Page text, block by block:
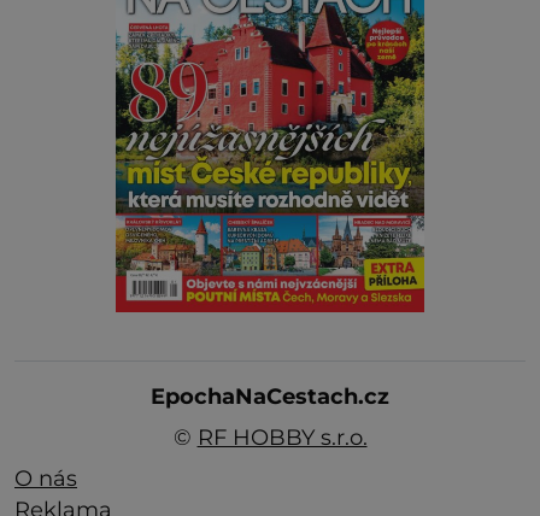
EpochaNaCestach.cz
© RF HOBBY s.r.o.
O nás
Reklama